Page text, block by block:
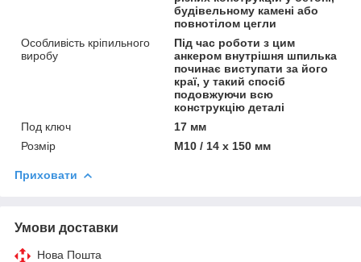
будівельному камені або
повнотілом цегли
Особливість кріпильного
виробу
Під час роботи з цим
анкером внутрішня шпилька
починає виступати за його
краї, у такий спосіб
подовжуючи всю
конструкцію деталі
Под ключ
17 мм
Розмір
M10 / 14 х 150 мм
Приховати
Умови доставки
Нова Пошта